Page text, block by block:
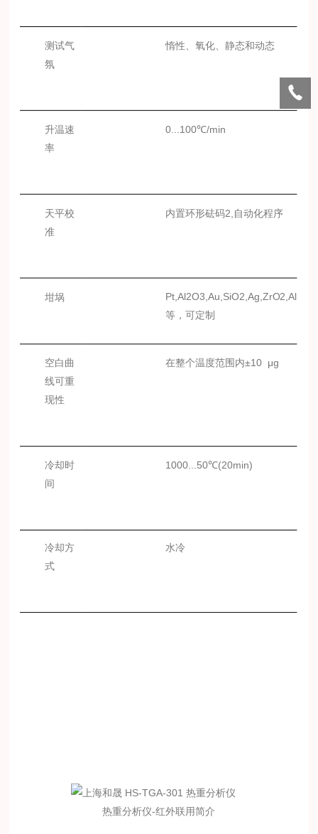
测试气
氛
惰性、氧化、静态和动态
升温速
率
0...100℃/min
天平校
准
内置环形砝码2,自动化程序
坩埚 Pt,Al2O3,Au,SiO2,Ag,ZrO2,Al
等，可定制
空白曲
线可重
现性
在整个温度范围内±10 μg
冷却时
间
1000...50℃(20min)
冷却方
式
水冷
热重分析仪-红外联用简介